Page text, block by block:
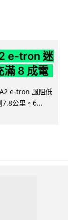
e-tron 迷
8 成電
e-tron 風阻低
公里。6...